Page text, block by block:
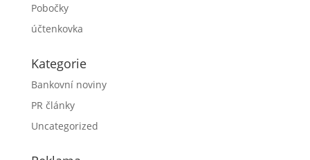
Pobočky
účtenkovka
Kategorie
Bankovní noviny
PR články
Uncategorized